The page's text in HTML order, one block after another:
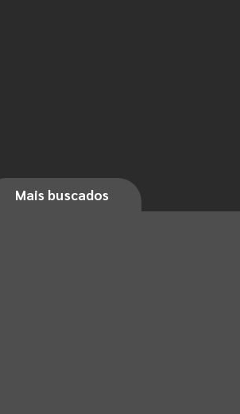
Mais buscados